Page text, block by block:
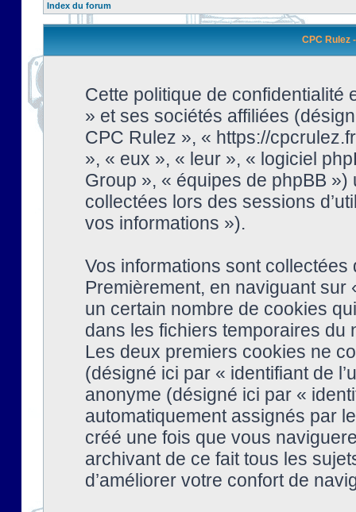
Index du forum
CPC Rulez
Cette politique de confidentialité
» et ses sociétés affiliées
CPC Rulez », « https://
», « eux », « leur », « logiciel
Group », « équipes de phpBB
collectées lors des sessions
vos informations »).
Vos informations sont
Premièrement, en naviguant
un certain nombre de cookies
dans les fichiers temporaires du
Les deux premiers cookies ne
(désigné ici par « identifiant de
anonyme (désigné ici par «
automatiquement assignés par
créé une fois que vous
archivant de ce fait tous les
d’améliorer votre confort de